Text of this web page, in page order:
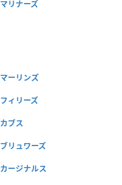
マリナーズ
マーリンズ
フィリーズ
カブス
ブリュワーズ
カージナルス